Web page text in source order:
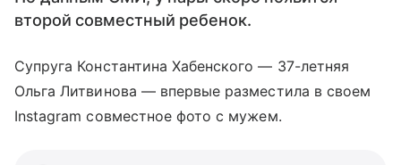
второй совместный ребенок.
Супруга Константина Хабенского — 37-летняя
Ольга Литвинова — впервые разместила в своем
Instagram совместное фото с мужем.